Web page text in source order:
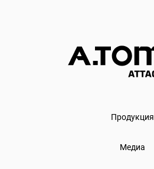
Продукция
Медиа